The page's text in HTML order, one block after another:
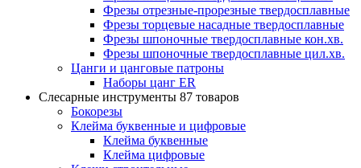
Фрезы отрезные-прорезные твердосплавные
Фрезы торцевые насадные твердосплавные
Фрезы шпоночные твердосплавные кон.хв.
Фрезы шпоночные твердосплавные цил.хв.
Цанги и цанговые патроны
Наборы цанг ER
Слесарные инструменты 87 товаров
Бокорезы
Клейма буквенные и цифровые
Клейма буквенные
Клейма цифровые